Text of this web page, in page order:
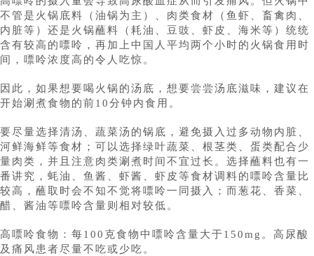
不管是火锅底料（油锅为主）、肉类食材（鱼虾、畜禽肉、
内脏等）还是火锅蘸料（耗油、豆豉、虾皮、海米等）统统
含有较高的嘌呤，再加上中国人平均两个小时的火锅食用时
间，嘌呤浓度高的令人吃惊。
因此，如果想要喝火锅的汤底，想要尝尝汤底滋味，建议在
开始涮煮食物的前10分钟内食用。
要尽量选择清汤、蔬菜汤的锅底，避免摄入过多动物内脏、
河鲜海鲜等食材；可以选择绿叶蔬菜、根茎类、蛋类配合少
量肉类，并且注意肉类涮煮时间不宜过长。选择蘸料也有一
番讲究，蚝油、鱼酱、虾酱、虾皮等食材调料的嘌呤含量比
较高，蘸取时会不知不觉将嘌呤一同摄入；而葱花、香菜、
醋、酱油等嘌呤含量则相对较低。
高嘌呤食物：每100克食物中嘌呤含量大于150mg。高尿酸
及痛风患者尽量不吃或少吃。